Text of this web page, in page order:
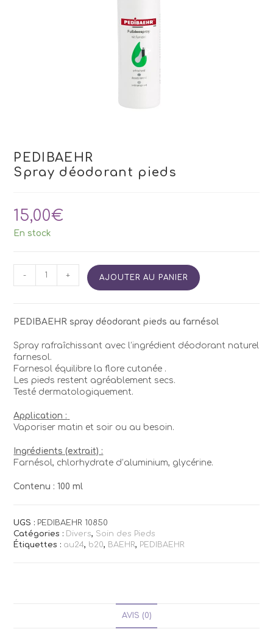
PEDIBAEHR
Spray déodorant pieds
15,00€
En stock
quantité
déodorant
pieds
- + AJOUTER AU PANIER
PEDIBAEHR spray déodorant pieds au farnésol
Spray rafraîchissant avec l’ingrédient déodorant naturel
farnesol.
Farnesol équilibre la flore cutanée .
Les pieds restent agréablement secs.
Testé dermatologiquement.
Application :
Vaporiser matin et soir ou au besoin.
Ingrédients (extrait) :
Farnésol, chlorhydrate d’aluminium, glycérine.
Contenu : 100 ml
UGS : PEDIBAEHR 10850
Catégories : Divers, Soin des Pieds
Étiquettes : au24, b20, BAEHR, PEDIBAEHR
AVIS (0)